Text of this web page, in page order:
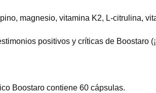
magnesio, vitamina K2, L-citrulina,
positivos y críticas de Boostaro
Boostaro contiene 60 cápsulas.